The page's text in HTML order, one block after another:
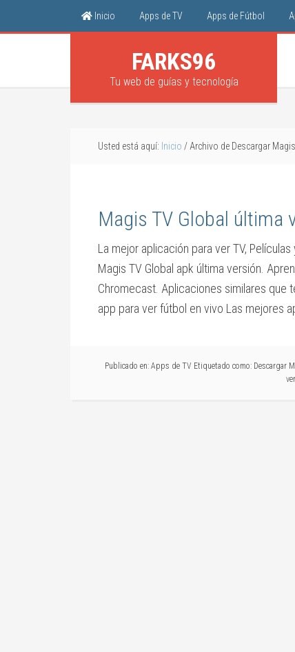
Inicio Apps de TV Apps de Fútbol
FARKS96
Tu web de guías y tecnología
Usted está aquí: Inicio / Archivo de Descargar
Magis TV Global última
La mejor aplicación para ver TV,
Magis TV Global apk última versión.
Chromecast. Aplicaciones similares que
app para ver fútbol en vivo Las mejores
Publicado en: Apps de TV Etiquetado como: Descargar